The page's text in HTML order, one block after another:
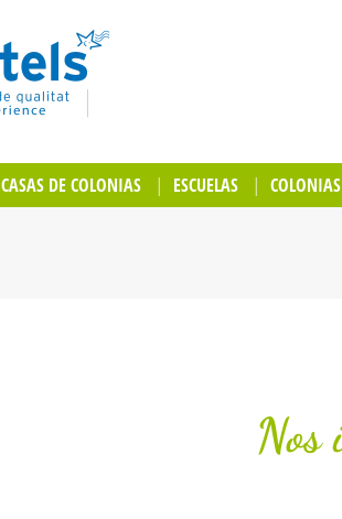
CASAS DE COLONIAS ESCUELAS
Nos